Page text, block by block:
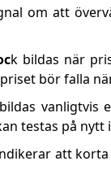
om att
k bildas när
bör falla
vanligtvis
testas på
att